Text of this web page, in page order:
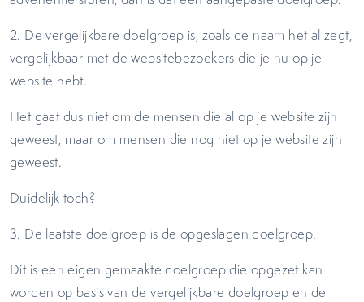
2. De vergelijkbare doelgroep is, zoals de naam het al zegt,
vergelijkbaar met de websitebezoekers die je nu op je
website hebt.
Het gaat dus niet om de mensen die al op je website zijn
geweest, maar om mensen die nog niet op je website zijn
geweest.
Duidelijk toch?
3. De laatste doelgroep is de opgeslagen doelgroep.
Dit is een eigen gemaakte doelgroep die opgezet kan
worden op basis van de vergelijkbare doelgroep en de